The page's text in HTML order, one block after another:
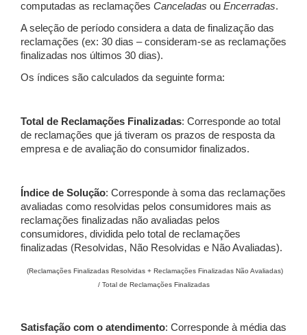
computadas as reclamações Canceladas ou Encerradas.
A seleção de período considera a data de finalização das
reclamações (ex: 30 dias – consideram-se as reclamações
finalizadas nos últimos 30 dias).
Os índices são calculados da seguinte forma:
Total de Reclamações Finalizadas: Corresponde ao total
de reclamações que já tiveram os prazos de resposta da
empresa e de avaliação do consumidor finalizados.
Índice de Solução: Corresponde à soma das reclamações
avaliadas como resolvidas pelos consumidores mais as
reclamações finalizadas não avaliadas pelos
consumidores, dividida pelo total de reclamações
finalizadas (Resolvidas, Não Resolvidas e Não Avaliadas).
(Reclamações Finalizadas Resolvidas + Reclamações Finalizadas Não Avaliadas)
/ Total de Reclamações Finalizadas
Satisfação com o atendimento: Corresponde à média das